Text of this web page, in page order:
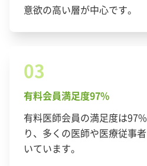
意欲の高い層が中心です。
03
有料会員満足度97%
有料医師会員の満足度は
り、多くの医師や医療従事
いています。